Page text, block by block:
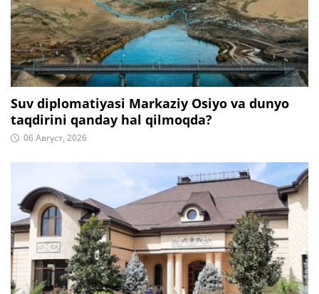
Suv diplomatiyasi Markaziy Osiyo va dunyo
taqdirini qanday hal qilmoqda?
06 Август, 2026